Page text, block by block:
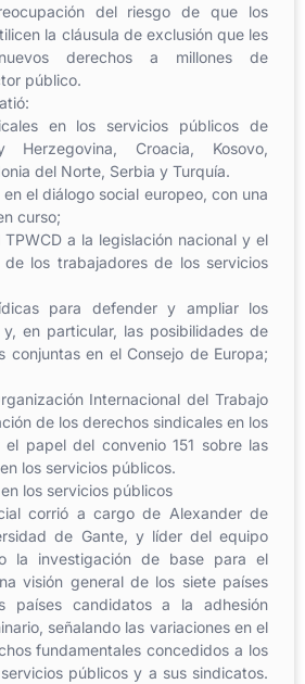
del riesgo de que los
la cláusula de exclusión que les
derechos a millones de
público.
en los servicios públicos de
Herzegovina, Croacia, Kosovo,
del Norte, Serbia y Turquía.
el diálogo social europeo, con una
curso;
a la legislación nacional y el
los trabajadores de los servicios
para defender y ampliar los
en particular, las posibilidades de
conjuntas en el Consejo de Europa;
Internacional del Trabajo
de los derechos sindicales en los
papel del convenio 151 sobre las
los servicios públicos.
los servicios públicos
corrió a cargo de Alexander de
de Gante, y líder del equipo
la investigación de base para el
visión general de los siete países
candidatos a la adhesión
señalando las variaciones en el
fundamentales concedidos a los
públicos y a sus sindicatos.